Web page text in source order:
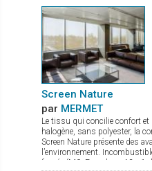
Screen Nature
par MERMET
Le tissu qui concilie confort
halogène, sans polyester, la
Screen Nature présente des
l’environnement.
fumée (M0, Euroclass A2-s1-